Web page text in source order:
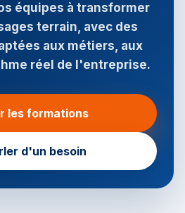
équipes à transformer
terrain, avec des
aux métiers, aux
réel de l'entreprise.
les formations
d'un besoin